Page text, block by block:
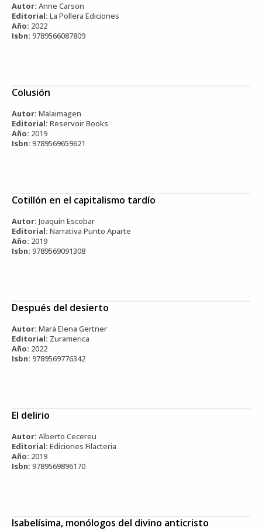
Autor: Anne Carson
Editorial: La Pollera Ediciones
Año: 2022
Isbn: 9789566087809
Colusión
Autor: Malaimagen
Editorial: Reservoir Books
Año: 2019
Isbn: 9789569659621
Cotillón en el capitalismo tardío
Autor: Joaquín Escobar
Editorial: Narrativa Punto Aparte
Año: 2019
Isbn: 9789569091308
Después del desierto
Autor: Mará Elena Gertner
Editorial: Zuramerica
Año: 2022
Isbn: 9789569776342
El delirio
Autor: Alberto Cecereu
Editorial: Ediciones Filacteria
Año: 2019
Isbn: 9789569896170
Isabelísima, monólogos del divino anticristo